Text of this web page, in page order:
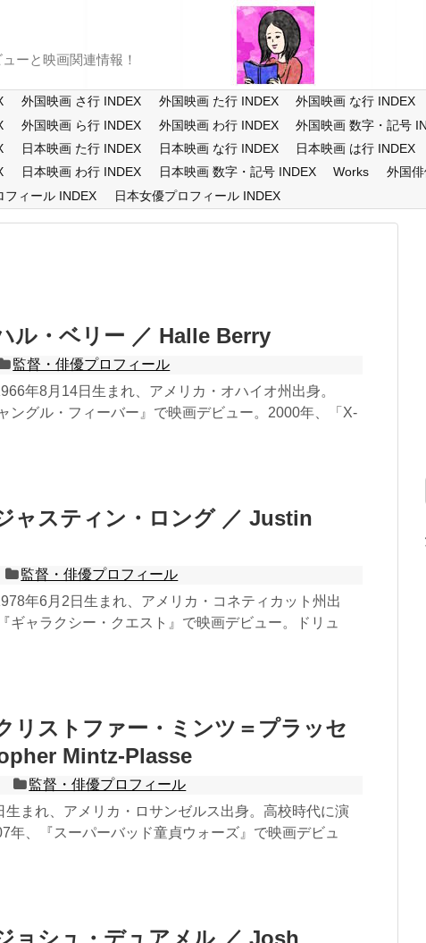
ーと映画関連情報！
外国映画 さ行 INDEX 外国映画 た行 INDEX 外国映画 な行 INDEX
外国映画 ら行 INDEX 外国映画 わ行 INDEX 外国映画 数字・記号
日本映画 た行 INDEX 日本映画 な行 INDEX 日本映画 は行 INDEX
日本映画 わ行 INDEX 日本映画 数字・記号 INDEX Works
外国
フィール INDEX 日本女優プロフィール INDEX
ル・ベリー ／ Halle Berry
監督・俳優プロフィール
年8月14日生まれ、アメリカ・オハイオ州出身。
ングル・フィーバー』で映画デビュー。2000年、「X-
ャスティン・ロング ／ Justin
監督・俳優プロフィール
年6月2日生まれ、アメリカ・コネティカット州出
ギャラクシー・クエスト』で映画デビュー。ドリュ
リストファー・ミンツ＝プラッセ
Mintz-Plasse
監督・俳優プロフィール
生まれ、アメリカ・ロサンゼルス出身。高校時代に演
年、『スーパーバッド童貞ウォーズ』で映画デビュ